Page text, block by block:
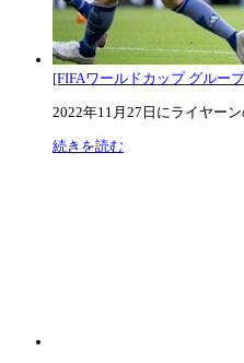
[FIFAワールドカップ グルー
2022年11月27日にライヤー
続きを読む